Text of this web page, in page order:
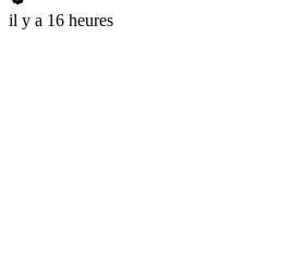
il y a 16 heures